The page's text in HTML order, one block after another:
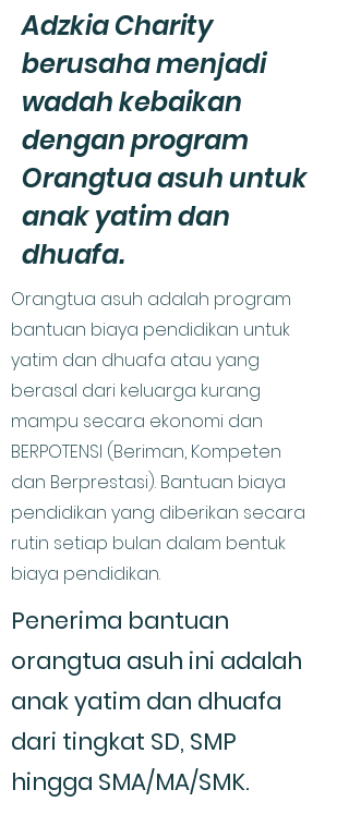
Adzkia Charity
berusaha menjadi
wadah kebaikan
dengan program
Orangtua asuh untuk
anak yatim dan
dhuafa.
Orangtua asuh adalah program
bantuan biaya pendidikan untuk
yatim dan dhuafa atau yang
berasal dari keluarga kurang
mampu secara ekonomi dan
BERPOTENSI (Beriman, Kompeten
dan Berprestasi). Bantuan biaya
pendidikan yang diberikan secara
rutin setiap bulan dalam bentuk
biaya pendidikan.
Penerima bantuan
orangtua asuh ini adalah
anak yatim dan dhuafa
dari tingkat SD, SMP
hingga SMA/MA/SMK.